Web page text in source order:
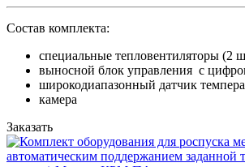
Состав комплекта:
специальные тепловентиляторы (2
выносной блок управления с
широкодиапазонный датчик
камера
Заказать